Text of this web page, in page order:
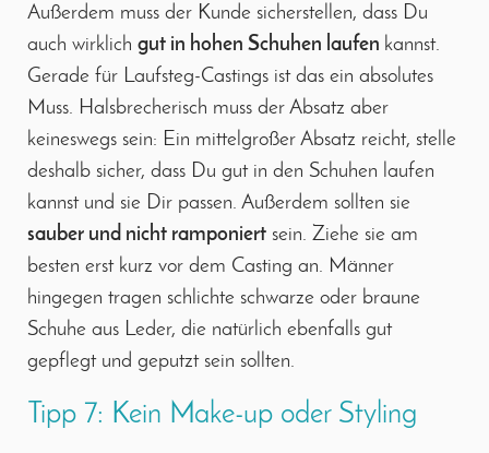
Außerdem muss der Kunde sicherstellen, dass Du
auch wirklich gut in hohen Schuhen laufen kannst.
Gerade für Laufsteg-Castings ist das ein absolutes
Muss. Halsbrecherisch muss der Absatz aber
keineswegs sein: Ein mittelgroßer Absatz reicht, stelle
deshalb sicher, dass Du gut in den Schuhen laufen
kannst und sie Dir passen. Außerdem sollten sie
sauber und nicht ramponiert sein. Ziehe sie am
besten erst kurz vor dem Casting an. Männer
hingegen tragen schlichte schwarze oder braune
Schuhe aus Leder, die natürlich ebenfalls gut
gepflegt und geputzt sein sollten.
Tipp 7: Kein Make-up oder Styling